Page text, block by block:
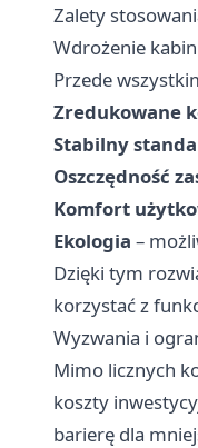
Zalety
Wdrożenie
Przede
Zredukowane
Stabilny
Oszczędność
Komfort
Ekologia –
Dzięki tym
korzystać z
Wyzwania i
Mimo licznych
koszty
barierę dla